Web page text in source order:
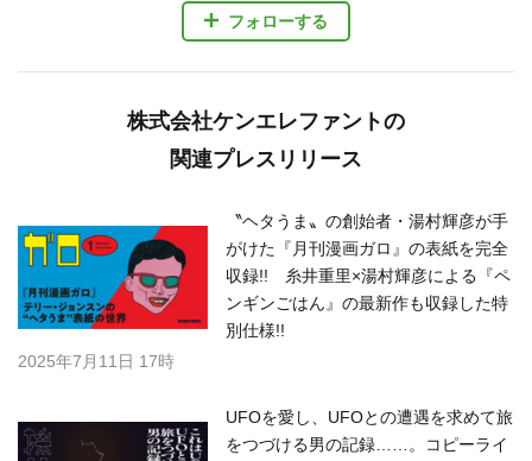
フォローする
株式会社ケンエレファントの
関連プレスリリース
〝ヘタうま〟の創始者・湯村輝彦が手
がけた『月刊漫画ガロ』の表紙を完全
収録!! 糸井重里×湯村輝彦による『ペ
ンギンごはん』の最新作も収録した特
別仕様!!
2025年7月11日 17時
UFOを愛し、UFOとの遭遇を求めて旅
をつづける男の記録……。コピーライ